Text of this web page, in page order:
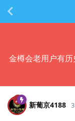
金樽会老用户有
新葡京4188